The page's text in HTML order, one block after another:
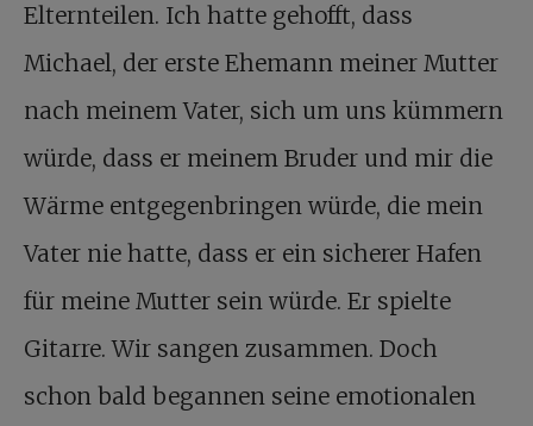
Elternteilen. Ich hatte gehofft, dass
Michael, der erste Ehemann meiner Mutter
nach meinem Vater, sich um uns kümmern
würde, dass er meinem Bruder und mir die
Wärme entgegenbringen würde, die mein
Vater nie hatte, dass er ein sicherer Hafen
für meine Mutter sein würde. Er spielte
Gitarre. Wir sangen zusammen. Doch
schon bald begannen seine emotionalen